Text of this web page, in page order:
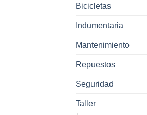
Bicicletas
Indumentaria
Mantenimiento
Repuestos
Seguridad
Taller